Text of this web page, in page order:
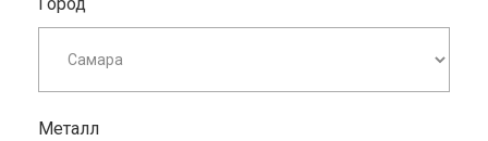
Город
Металл